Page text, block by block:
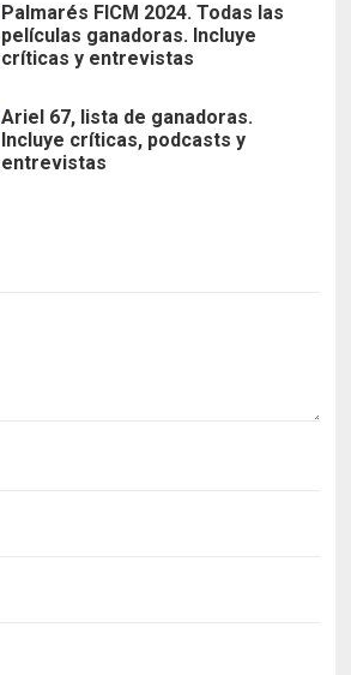
Palmarés FICM 2024. Todas las
películas ganadoras. Incluye
críticas y entrevistas
Ariel 67, lista de ganadoras.
Incluye críticas, podcasts y
entrevistas